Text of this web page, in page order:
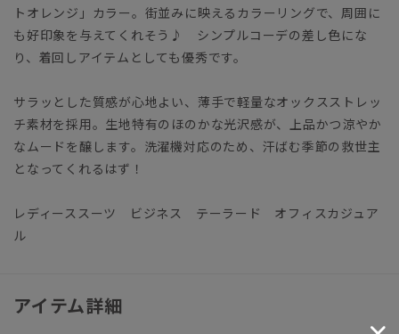
トオレンジ」カラー。街並みに映えるカラーリングで、周囲に
も好印象を与えてくれそう♪ シンプルコーデの差し色にな
り、着回しアイテムとしても優秀です。
サラッとした質感が心地よい、薄手で軽量なオックスストレッ
チ素材を採用。生地特有のほのかな光沢感が、上品かつ涼やか
なムードを醸します。洗濯機対応のため、汗ばむ季節の救世主
となってくれるはず！
レディーススーツ ビジネス テーラード オフィスカジュア
ル
アイテム詳細